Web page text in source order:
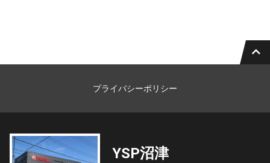
プライバシーポリシー
YSP沼津